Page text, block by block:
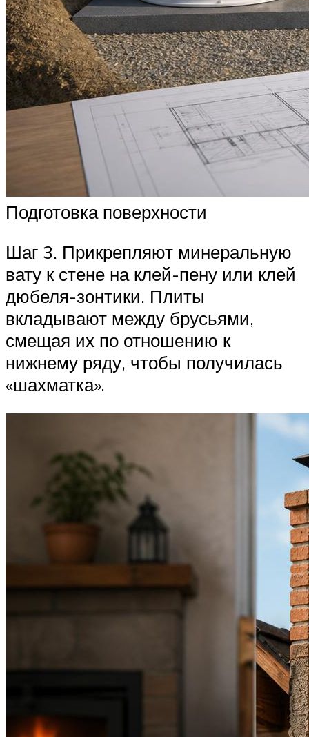
Подготовка поверхности
Шаг 3. Прикрепляют минеральную
вату к стене на клей-пену или клей
дюбеля-зонтики. Плиты
вкладывают между брусьями,
смещая их по отношению к
нижнему ряду, чтобы получилась
«шахматка».